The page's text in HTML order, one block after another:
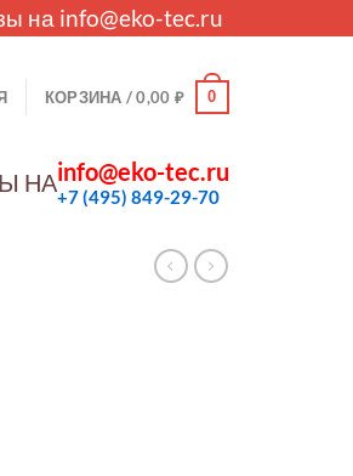
на info@eko-tec.ru
КОРЗИНА /0,00 ₽ 0
НАinfo@eko-tec.ru
+7 (495) 849-29-70